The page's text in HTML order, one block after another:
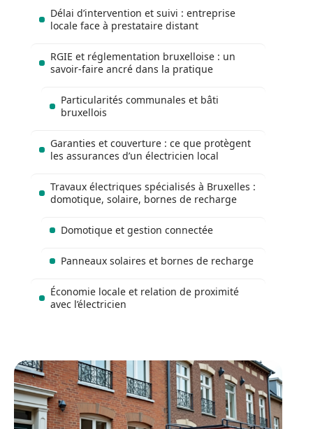
Délai d’intervention et suivi : entreprise
locale face à prestataire distant
RGIE et réglementation bruxelloise : un
savoir-faire ancré dans la pratique
Particularités communales et bâti
bruxellois
Garanties et couverture : ce que protègent
les assurances d’un électricien local
Travaux électriques spécialisés à Bruxelles :
domotique, solaire, bornes de recharge
Domotique et gestion connectée
Panneaux solaires et bornes de recharge
Économie locale et relation de proximité
avec l’électricien